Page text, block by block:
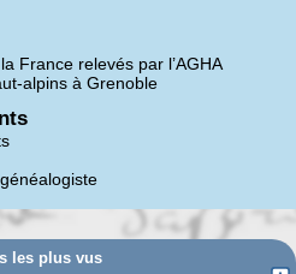
France relevés par l’AGHA
alpins à Grenoble
les plus vus